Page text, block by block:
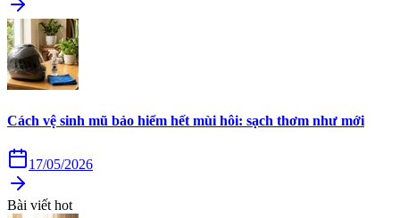
Cách vệ sinh mũ bảo hiểm hết mùi hôi: sạch thơm như mới
17/05/2026
Bài viết hot